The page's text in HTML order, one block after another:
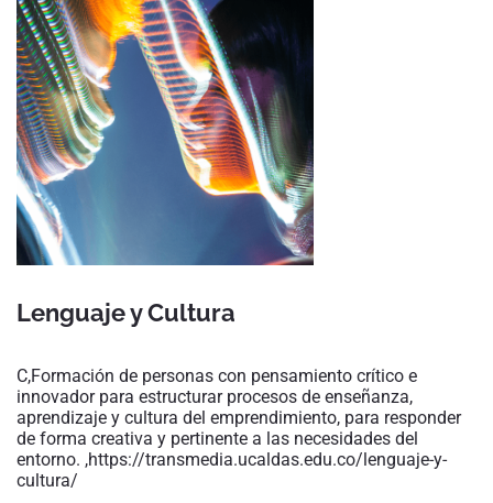
Lenguaje y Cultura
C,Formación de personas con pensamiento crítico e
innovador para estructurar procesos de enseñanza,
aprendizaje y cultura del emprendimiento, para responder
de forma creativa y pertinente a las necesidades del
entorno. ,https://transmedia.ucaldas.edu.co/lenguaje-y-
cultura/